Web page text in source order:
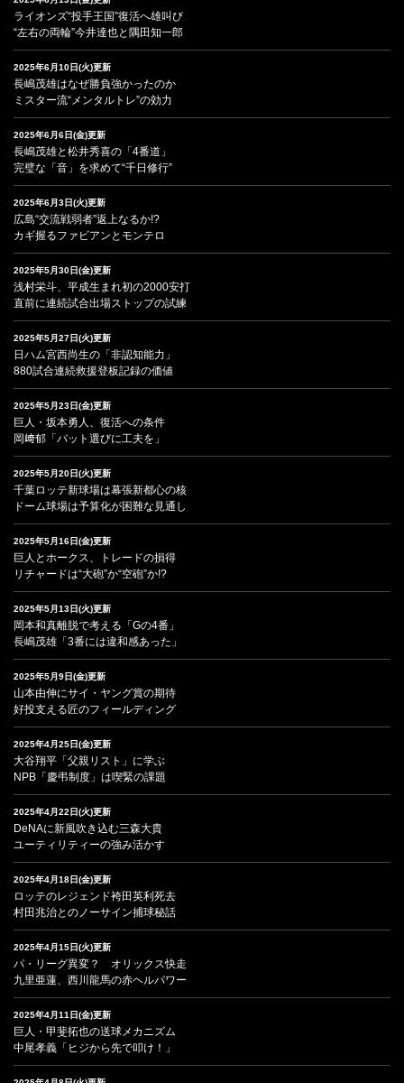
ライオンズ“投手王国”復活へ雄叫び
“左右の両輪”今井達也と隅田知一郎
2025年6月10日(火)更新
長嶋茂雄はなぜ勝負強かったのか
ミスター流“メンタルトレ”の効力
2025年6月6日(金)更新
長嶋茂雄と松井秀喜の「4番道」
完璧な「音」を求めて“千日修行”
2025年6月3日(火)更新
広島“交流戦弱者”返上なるか!?
カギ握るファビアンとモンテロ
2025年5月30日(金)更新
浅村栄斗、平成生まれ初の2000安打
直前に連続試合出場ストップの試練
2025年5月27日(火)更新
日ハム宮西尚生の「非認知能力」
880試合連続救援登板記録の価値
2025年5月23日(金)更新
巨人・坂本勇人、復活への条件
岡﨑郁「バット選びに工夫を」
2025年5月20日(火)更新
千葉ロッテ新球場は幕張新都心の核
ドーム球場は予算化が困難な見通し
2025年5月16日(金)更新
巨人とホークス、トレードの損得
リチャードは“大砲”か“空砲”か!?
2025年5月13日(火)更新
岡本和真離脱で考える「Gの4番」
長嶋茂雄「3番には違和感あった」
2025年5月9日(金)更新
山本由伸にサイ・ヤング賞の期待
好投支える匠のフィールディング
2025年4月25日(金)更新
大谷翔平「父親リスト」に学ぶ
NPB「慶弔制度」は喫緊の課題
2025年4月22日(火)更新
DeNAに新風吹き込む三森大貴
ユーティリティーの強み活かす
2025年4月18日(金)更新
ロッテのレジェンド袴田英利死去
村田兆治とのノーサイン捕球秘話
2025年4月15日(火)更新
パ・リーグ異変？ オリックス快走
九里亜蓮、西川龍馬の赤ヘルパワー
2025年4月11日(金)更新
巨人・甲斐拓也の送球メカニズム
中尾孝義「ヒジから先で叩け！」